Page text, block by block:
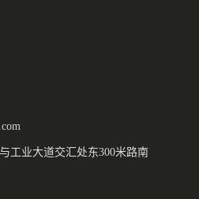
工业大道交汇处东300米路南